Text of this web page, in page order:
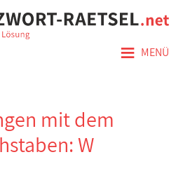
≡ MENÜ
mit dem
W